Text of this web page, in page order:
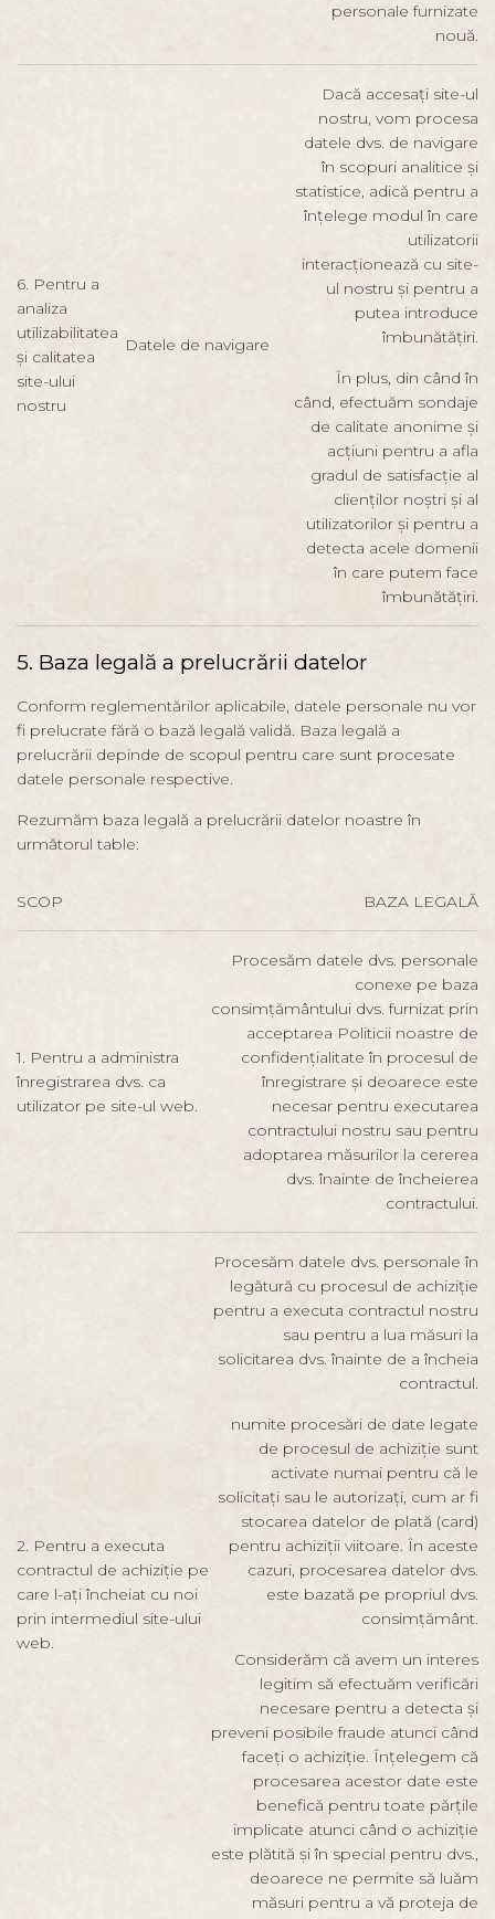
personale furnizate
nouă.
6. Pentru a
analiza
utilizabilitatea
și calitatea
site-ului
nostru
Datele de navigare
Dacă accesați site-ul
nostru, vom procesa
datele dvs. de navigare
în scopuri analitice și
statistice, adică pentru a
înțelege modul în care
utilizatorii
interacționează cu site-
ul nostru și pentru a
putea introduce
îmbunătățiri.
În plus, din când în
când, efectuăm sondaje
de calitate anonime și
acțiuni pentru a afla
gradul de satisfacție al
clienților noștri și al
utilizatorilor și pentru a
detecta acele domenii
în care putem face
îmbunătățiri.
5. Baza legală a prelucrării datelor
Conform reglementărilor aplicabile, datele personale nu vor
fi prelucrate fără o bază legală validă. Baza legală a
prelucrării depinde de scopul pentru care sunt procesate
datele personale respective.
Rezumăm baza legală a prelucrării datelor noastre în
următorul table:
SCOP BAZA LEGALĂ
1. Pentru a administra
înregistrarea dvs. ca
utilizator pe site-ul web.
Procesăm datele dvs. personale
conexe pe baza
consimțământului dvs. furnizat prin
acceptarea Politicii noastre de
confidențialitate în procesul de
înregistrare și deoarece este
necesar pentru executarea
contractului nostru sau pentru
adoptarea măsurilor la cererea
dvs. înainte de încheierea
contractului.
2. Pentru a executa
contractul de achiziție pe
care l-ați încheiat cu noi
prin intermediul site-ului
web.
Procesăm datele dvs. personale în
legătură cu procesul de achiziție
pentru a executa contractul nostru
sau pentru a lua măsuri la
solicitarea dvs. înainte de a încheia
contractul.
numite procesări de date legate
de procesul de achiziție sunt
activate numai pentru că le
solicitați sau le autorizați, cum ar fi
stocarea datelor de plată (card)
pentru achiziții viitoare. În aceste
cazuri, procesarea datelor dvs.
este bazată pe propriul dvs.
consimțământ.
Considerăm că avem un interes
legitim să efectuăm verificări
necesare pentru a detecta și
preveni posibile fraude atunci când
faceți o achiziție. Înțelegem că
procesarea acestor date este
benefică pentru toate părțile
implicate atunci când o achiziție
este plătită și în special pentru dvs.,
deoarece ne permite să luăm
măsuri pentru a vă proteja de